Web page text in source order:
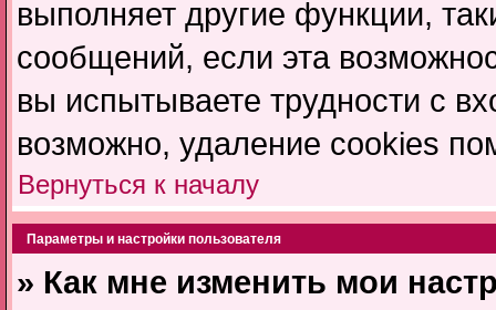
выполняет другие функции,
сообщений, если эта
вы испытываете трудности с
возможно, удаление cookies
Вернуться к началу
Параметры и настройки пользователя
» Как мне изменить мои